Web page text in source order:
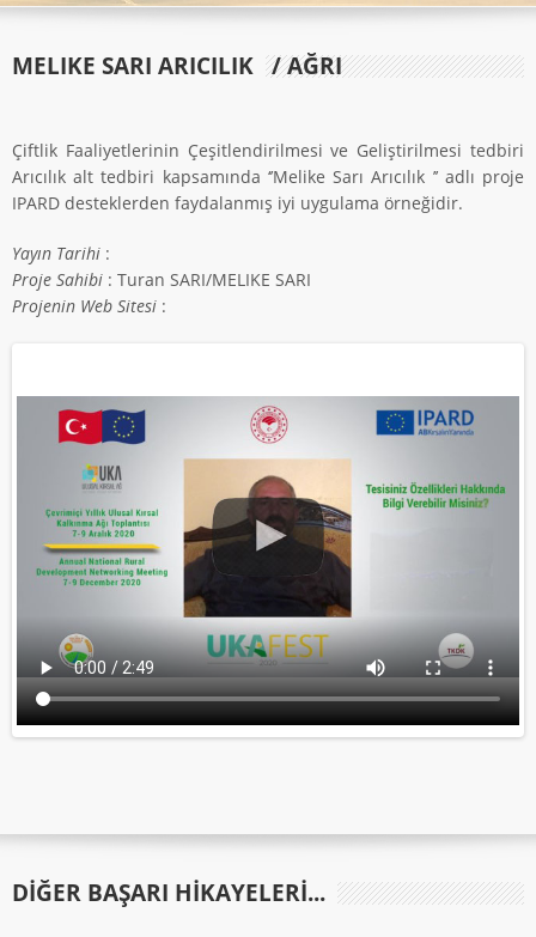
MELIKE SARI ARICILIK / AĞRI
Çiftlik Faaliyetlerinin Çeşitlendirilmesi ve Geliştirilmesi tedbiri
Arıcılık alt tedbiri kapsamında ‘’Melike Sarı Arıcılık ’’ adlı proje
IPARD desteklerden faydalanmış iyi uygulama örneğidir.
Yayın Tarihi :
Proje Sahibi : Turan SARI/MELIKE SARI
Projenin Web Sitesi :
DIĞER BAŞARI HIKAYELERI...